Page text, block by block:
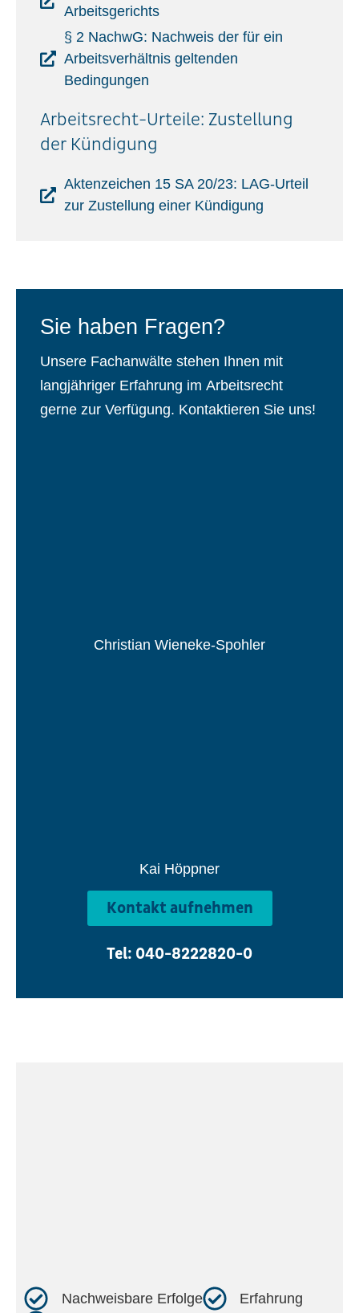
Arbeitsgerichts
§ 2 NachwG: Nachweis der für ein
Arbeitsverhältnis geltenden
Bedingungen
Arbeitsrecht-Urteile: Zustellung
der Kündigung
Aktenzeichen 15 SA 20/23: LAG-Urteil
zur Zustellung einer Kündigung
Sie haben Fragen?
Unsere Fachanwälte stehen Ihnen mit
langjähriger Erfahrung im Arbeitsrecht
gerne zur Verfügung. Kontaktieren Sie uns!
Christian Wieneke-Spohler
Kai Höppner
Kontakt aufnehmen
Tel: 040-8222820-0
Nachweisbare Erfolge​
Erfahrung​